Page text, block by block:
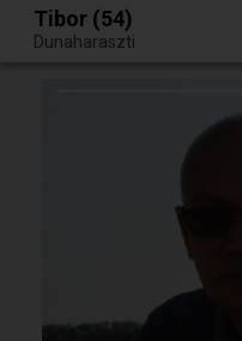
Egy jó randiból bármi lehet.
Tibor (54)
Dunaharaszti